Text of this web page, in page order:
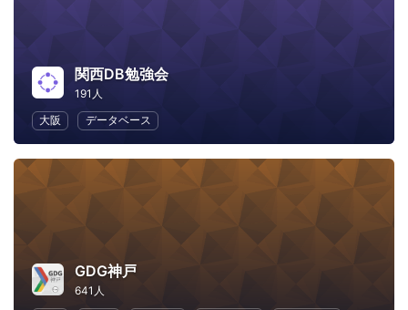
関西DB勉強会
191人
大阪
データベース
GDG神戸
641人